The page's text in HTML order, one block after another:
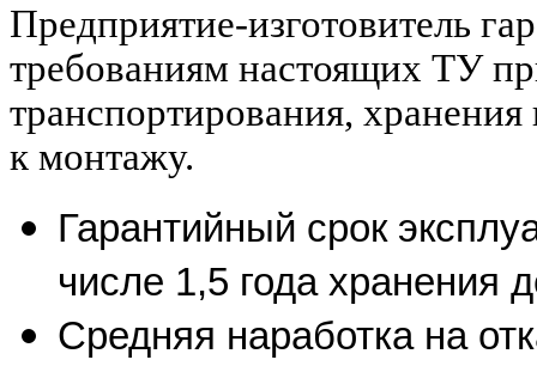
Предприятие-изготовитель
требованиям настоящих ТУ
транспортирования,
к монтажу.
Гарантийный срок
числе 1,5 года хранения
Средняя наработка на